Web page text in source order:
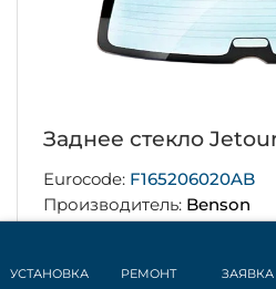
Заднее стекло
Eurocode: F165206020AB
Производитель: Benson
УСТАНОВКА РЕМОНТ ЗАЯВКА